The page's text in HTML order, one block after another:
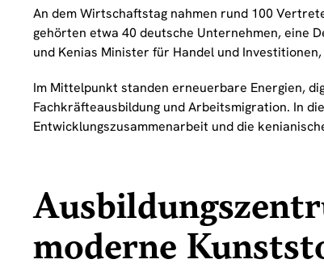
An dem Wirtschaftstag nahmen rund 100
gehörten etwa 40 deutsche Unternehmen, eine
und Kenias Minister für Handel und Investitionen,
Im Mittelpunkt standen erneuerbare Energien,
Fachkräfteausbildung und Arbeitsmigration. In
Entwicklungszusammenarbeit und die
moderne